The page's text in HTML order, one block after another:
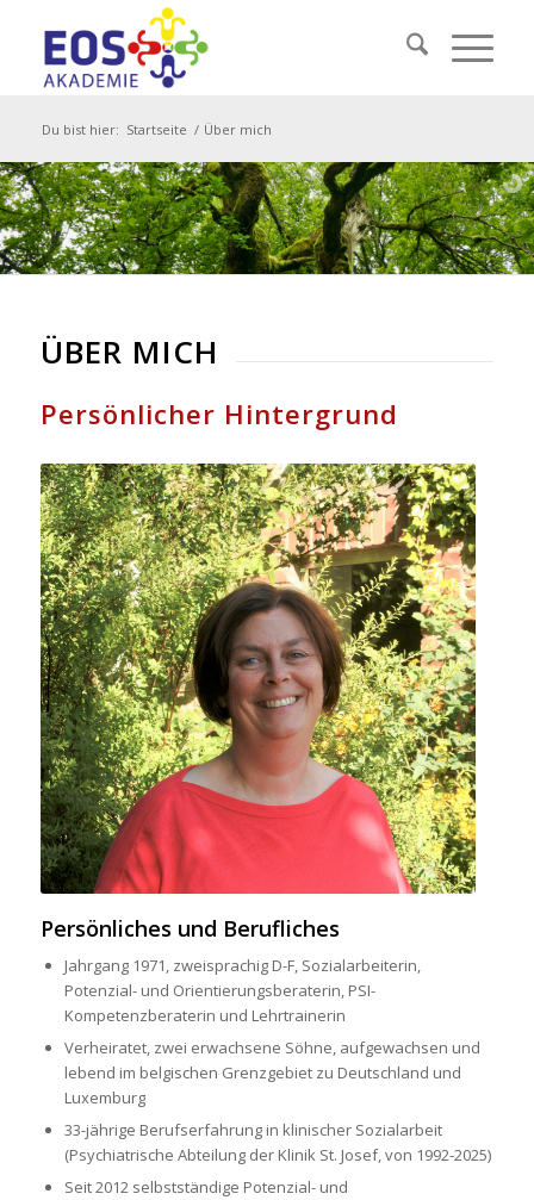
Du bist hier: Startseite / Über mich
ÜBER MICH
Persönlicher Hintergrund
Persönliches und Berufliches
Jahrgang 1971, zweisprachig D-F, Sozialarbeiterin,
Potenzial- und Orientierungsberaterin, PSI-
Kompetenzberaterin und Lehrtrainerin
Verheiratet, zwei erwachsene Söhne, aufgewachsen und
lebend im belgischen Grenzgebiet zu Deutschland und
Luxemburg
33-jährige Berufserfahrung in klinischer Sozialarbeit
(Psychiatrische Abteilung der Klinik St. Josef, von 1992-2025)
Seit 2012 selbstständige Potenzial- und